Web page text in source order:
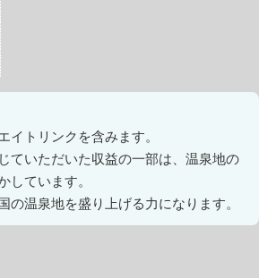
イトリンクを含みます。
ていただいた収益の一部は、温泉地の
しています。
の温泉地を盛り上げる力になります。